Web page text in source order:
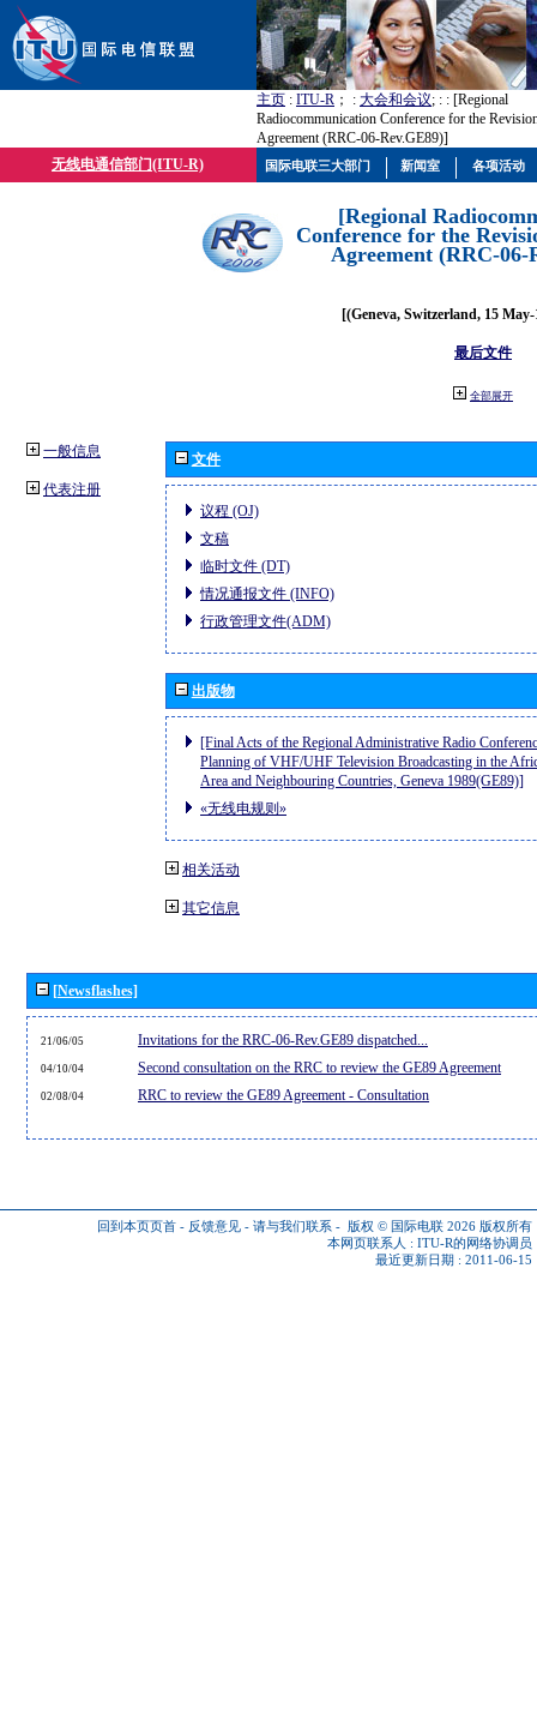
主页 : ITU-R ； : 大会和会议; : : [Regional
Radiocommunication Conference for the
Agreement (RRC-06-Rev.GE89)]
无线电通信部门(ITU-R)
[Regional
Conference for the
Agreement (RRC-06-
[(Geneva, Switzerland, 15
最后文件
全部展开
一般信息
代表注册
文件
议程 (OJ)
文稿
临时文件 (DT)
情况通报文件 (INFO)
行政管理文件(ADM)
出版物
[Final Acts of the Regional Administrative Radio
Planning of VHF/UHF Television Broadcasting in the
Area and Neighbouring Countries, Geneva 1989(GE89)]
«无线电规则»
相关活动
其它信息
[Newsflashes]
21/06/05 Invitations for the RRC-06-Rev.GE89 dispatched...
04/10/04 Second consultation on the RRC to review the GE89 Agreement
02/08/04 RRC to review the GE89 Agreement - Consultation
回到本页页首 - 反馈意见 - 请与我们联系 - 版权 © 国际电联 2026 版权所有
本网页联系人 : ITU-R的网络协调员
最近更新日期 : 2011-06-15
国际电联三大部门 新闻室 各项活动